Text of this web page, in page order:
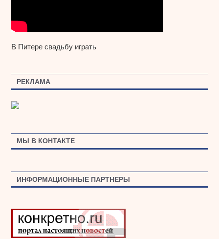
В Питере свадьбу играть
РЕКЛАМА
МЫ В КОНТАКТЕ
ИНФОРМАЦИОННЫЕ ПАРТНЕРЫ